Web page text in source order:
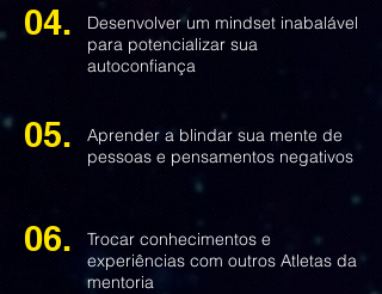
04.
Desenvolver um mindset inabalável
para potencializar sua
autoconfiança
05.
Aprender a blindar sua mente de
pessoas e pensamentos negativos
06.
Trocar conhecimentos e
experiências com outros Atletas da
mentoria